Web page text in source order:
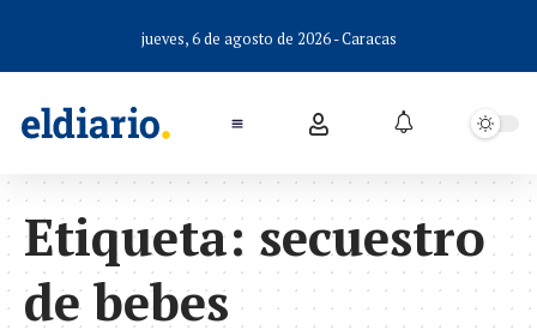
jueves, 6 de agosto de 2026 - Caracas
Etiqueta: secuestro
de bebes